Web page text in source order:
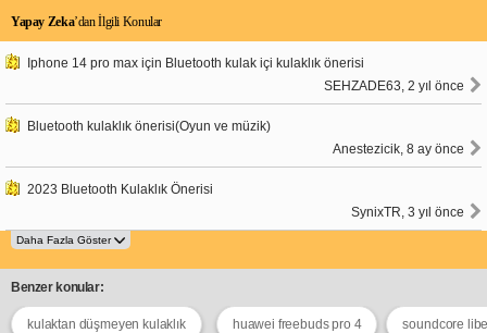
Yapay Zeka’dan İlgili Konular
Iphone 14 pro max için Bluetooth kulak içi kulaklık önerisi
SEHZADE63, 2 yıl önce
Bluetooth kulaklık önerisi(Oyun ve müzik)
Anestezicik, 8 ay önce
2023 Bluetooth Kulaklık Önerisi
SynixTR, 3 yıl önce
Benzer konular:
kulaktan düşmeyen kulaklık huawei freebuds pro 4 soundcore